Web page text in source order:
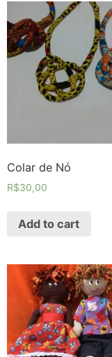
Colar de Nó
R$30,00
Add to cart